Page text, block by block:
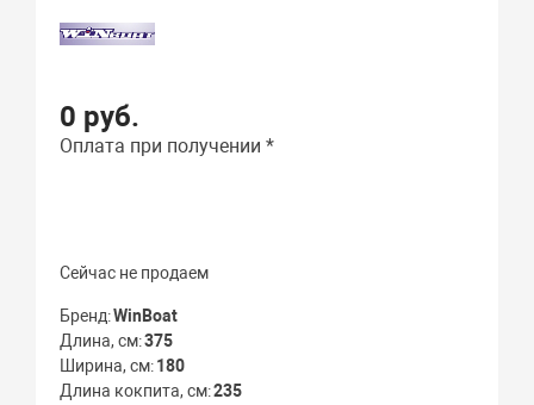
0 руб.
Оплата при получении *
Сейчас не продаем
Бренд WinBoat
Длина, см 375
Ширина, см 180
Длина кокпита, см 235